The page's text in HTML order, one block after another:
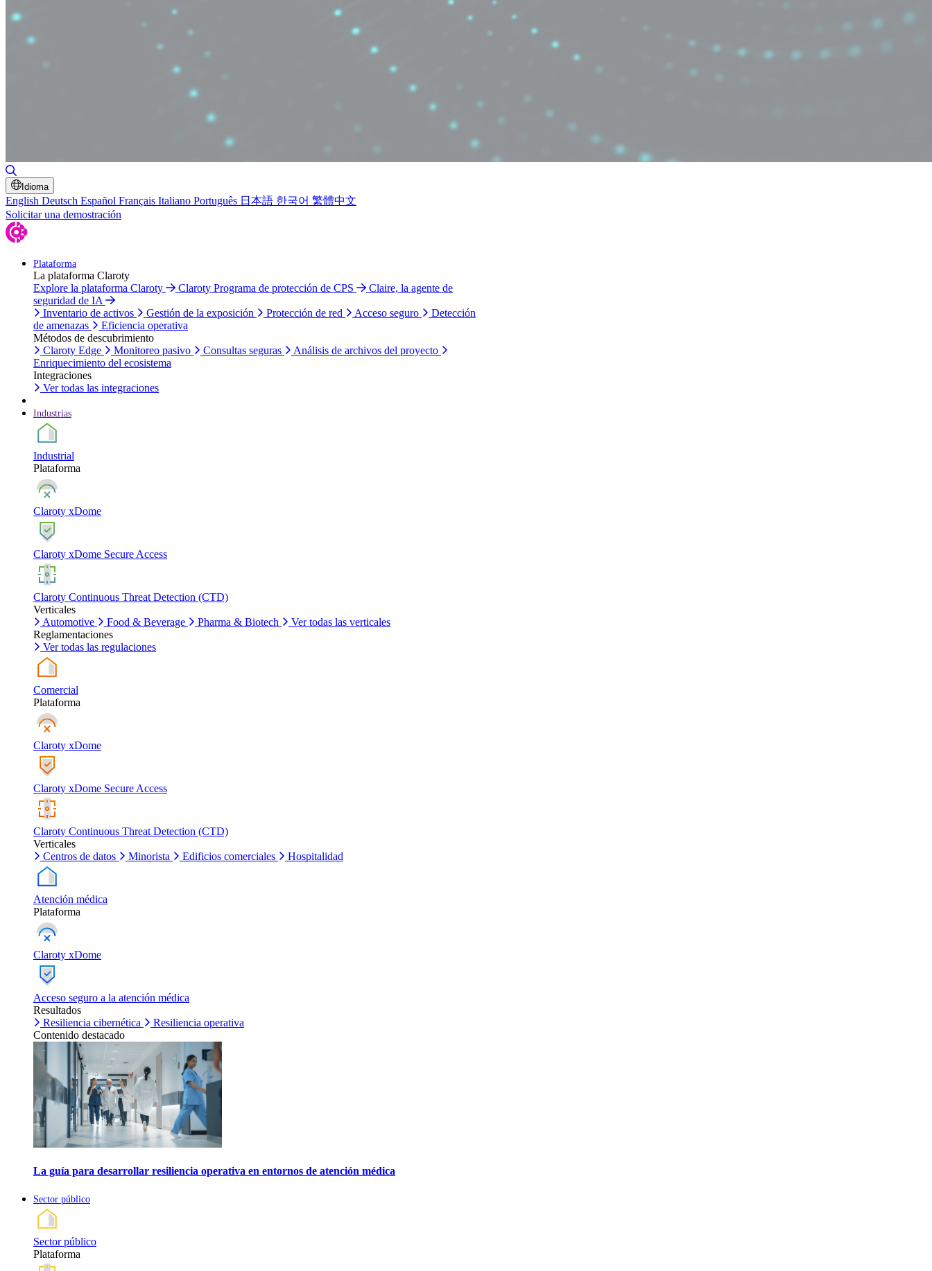
Idioma
English Deutsch Español Français Italiano Português 日本語 한국어 繁體中文
Solicitar una demostración
Plataforma
La plataforma Claroty
Explore la plataforma Claroty
Claroty Programa de protección de CPS
Claire, la agente de
seguridad de IA
Inventario de activos
Gestión de la exposición Protección de red Acceso seguro
Detección
de amenazas
Eficiencia operativa
Métodos de descubrimiento
Claroty Edge
Monitoreo pasivo Consultas seguras
Análisis de archivos del proyecto
Enriquecimiento del ecosistema
Integraciones
Ver todas las integraciones
Industrias
Industrial
Plataforma
Claroty xDome
Claroty xDome Secure Access
Claroty Continuous Threat Detection (CTD)
Verticales
Automotive
Food & Beverage Pharma & Biotech
Ver todas las verticales
Reglamentaciones
Ver todas las regulaciones
Comercial
Plataforma
Claroty xDome
Claroty xDome Secure Access
Claroty Continuous Threat Detection (CTD)
Verticales
Centros de datos
Minorista Edificios comerciales Hospitalidad
Atención médica
Plataforma
Claroty xDome
Acceso seguro a la atención médica
Resultados
Resiliencia cibernética
Resiliencia operativa
Contenido destacado
La guía para desarrollar resiliencia operativa en entornos de atención médica
Sector público
Sector público
Plataforma